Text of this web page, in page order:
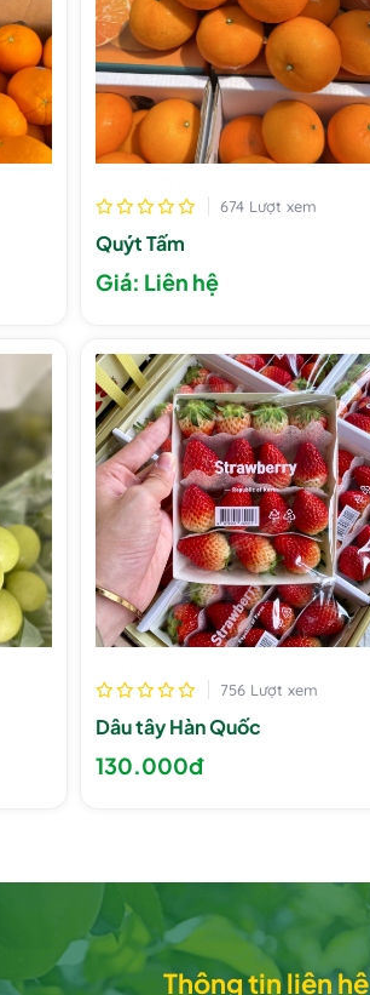
674 Lượt xem
Quýt Tấm
Giá: Liên hệ
756 Lượt xem
Dâu tây Hàn Quốc
130.000đ
Thông tin liên hệ